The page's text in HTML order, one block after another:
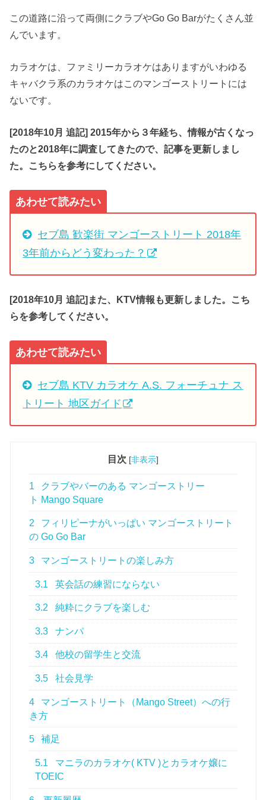
この道路に沿って両側にクラブやGo Go Barがたくさん並
んでいます。
カラオケは、ファミリーカラオケはありますがいわゆる
キャバクラ系のカラオケはこのマンゴーストリートには
ないです。
[2018年10月 追記] 2015年から３年経ち、情報が古くなっ
たのと2018年に調査してきたので、記事を更新しまし
た。こちらを参考にしてください。
あわせて読みたい
セブ島 歓楽街 マンゴーストリート 2018年
3年前からどう変わった？
[2018年10月 追記]また、KTV情報も更新しました。こち
らを参考してください。
あわせて読みたい
セブ島 KTV カラオケ A.S. フォーチュナ ス
トリート 地区ガイド
目次 [非表示]
1
クラブやバーのある マンゴーストリー
ト Mango Square
2
フィリピーナがいっぱい マンゴーストリート
の Go Go Bar
3 マンゴーストリートの楽しみ方
3.1 英会話の練習にならない
3.2 純粋にクラブを楽しむ
3.3 ナンパ
3.4 他校の留学生と交流
3.5 社会見学
4
マンゴーストリート（Mango Street）への行
き方
5 補足
5.1
マニラのカラオケ( KTV )とカラオケ嬢に
TOEIC